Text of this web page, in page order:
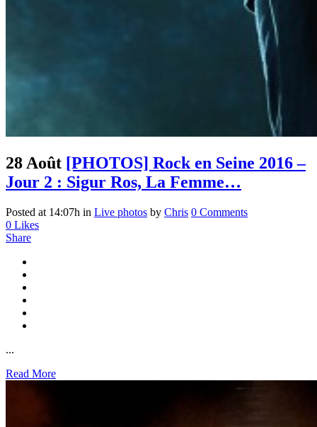
28 Août [PHOTOS] Rock en Seine 2016 –
Jour 2 : Sigur Ros, La Femme…
Posted at 14:07h in Live photos by Chris 0 Comments
0 Likes
Share
...
Read More